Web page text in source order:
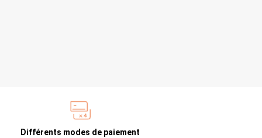
Différents modes de paiement